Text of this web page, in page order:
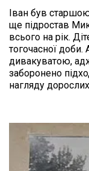
Іван був
ще підростав
всього на рік.
тогочасної
дивакуватою,
заборонено
нагляду